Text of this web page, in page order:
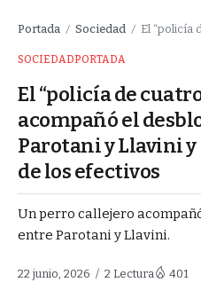
Portada / Sociedad / El “policía de cuatro patas”
SOCIEDADPORTADA
El “policía de
acompañó el
Parotani y Llavini y
de los efectivos
Un perro callejero
entre Parotani y Llavini.
22 junio, 2026 2 Lectura 401